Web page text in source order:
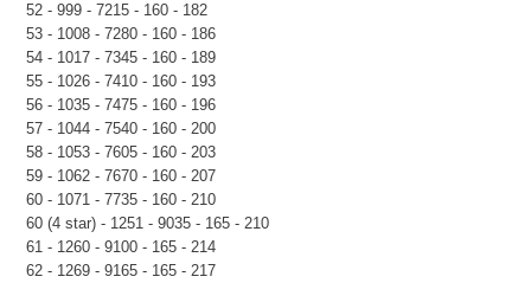
52 - 999 - 7215 - 160 - 182
53 - 1008 - 7280 - 160 - 186
54 - 1017 - 7345 - 160 - 189
55 - 1026 - 7410 - 160 - 193
56 - 1035 - 7475 - 160 - 196
57 - 1044 - 7540 - 160 - 200
58 - 1053 - 7605 - 160 - 203
59 - 1062 - 7670 - 160 - 207
60 - 1071 - 7735 - 160 - 210
60 (4 star) - 1251 - 9035 - 165 - 210
61 - 1260 - 9100 - 165 - 214
62 - 1269 - 9165 - 165 - 217